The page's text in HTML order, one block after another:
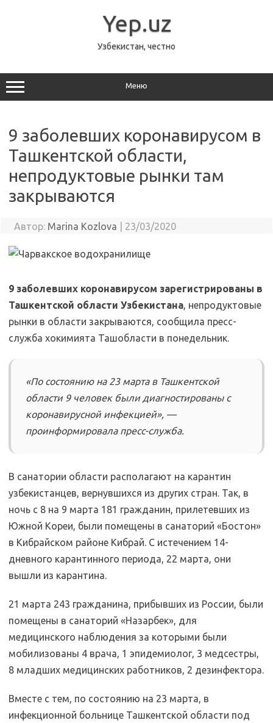
Yep.uz
Узбекистан, честно
Меню
9 заболевших коронавирусом в
Ташкентской области,
непродуктовые рынки там
закрываются
Автор: Marina Kozlova 23/03/2020
9 заболевших коронавирусом зарегистрированы в
Ташкентской области Узбекистана, непродуктовые
рынки в области закрываются, сообщила пресс-
служба хокимията Ташобласти в понедельник.
«По состоянию на 23 марта в Ташкентской
области 9 человек были диагностированы с
коронавирусной инфекцией», —
проинформировала пресс-служба.
В санатории области располагают на карантин
узбекистанцев, вернувшихся из других стран. Так, в
ночь с 8 на 9 марта 181 гражданин, прилетевших из
Южной Кореи, были помещены в санаторий «Бостон»
в Кибрайском районе Кибрай. С истечением 14-
дневного карантинного периода, 22 марта, они
вышли из карантина.
21 марта 243 гражданина, прибывших из России, были
помещены в санаторий «Назарбек», для
медицинского наблюдения за которыми были
мобилизованы 4 врача, 1 эпидемиолог, 3 медсестры,
8 младших медицинских работников, 2 дезинфектора.
Вместе с тем, по состоянию на 23 марта, в
инфекционной больнице Ташкентской области под